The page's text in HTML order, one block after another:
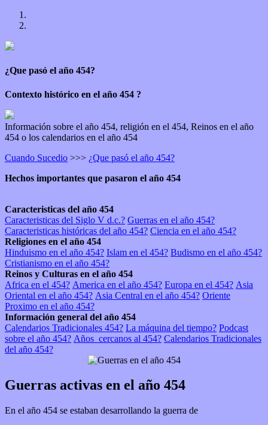
¿Que pasó el año 454?
Contexto histórico en el año 454 ?
Información sobre el año 454, religión en el 454, Reinos en el año
454 o los calendarios en el año 454
Cuando Sucedio >>> ¿Que pasó el año 454?
Hechos importantes que pasaron el año 454
Caracteristicas del año 454
Caracteristicas del Siglo V d.c.? Guerras en el año 454?
Caracteristicas históricas del año 454? Ciencia en el año 454?
Religiones en el año 454
Hinduismo en el año 454? Islam en el 454? Budismo en el año 454?
Cristianismo en el año 454?
Reinos y Culturas en el año 454
Africa en el 454? America en el año 454? Europa en el 454? Asia
Oriental en el año 454? Asia Central en el año 454? Oriente
Proximo en el año 454?
Información general del año 454
Calendarios Tradicionales 454? La máquina del tiempo? Podcast
sobre el año 454? Años_cercanos al 454? Calendarios Tradicionales
del año 454?
Guerras activas en el año 454
En el año 454 se estaban desarrollando la guerra de